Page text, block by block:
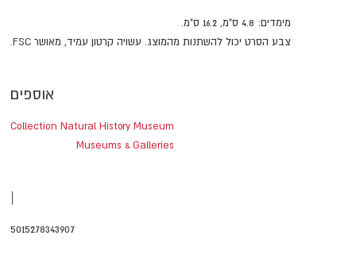
מימדים: 4.8 ס"מ, 16.2 ס"מ.
צבע הסרט יכול להשתנות מהמוצג. עשויה קרטון עמיד, מאושר FSC.
אוספים
Collection Natural History Museum
Museums & Galleries
|
5015278343907